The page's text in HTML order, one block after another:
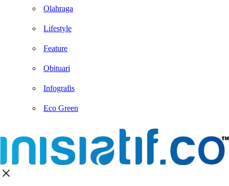
Olahraga
Lifestyle
Feature
Obituari
Infografis
Eco Green